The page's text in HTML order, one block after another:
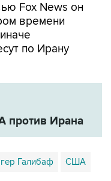
Fox News он
времени
по Ирану
против Ирана
Галибаф США